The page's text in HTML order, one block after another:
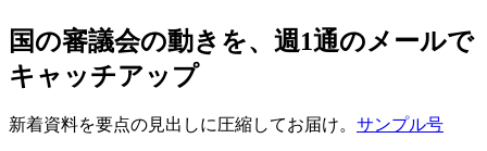
国の審議会の動きを、週1通のメールで
キャッチアップ
新着資料を要点の見出しに圧縮してお届け。 サンプル号